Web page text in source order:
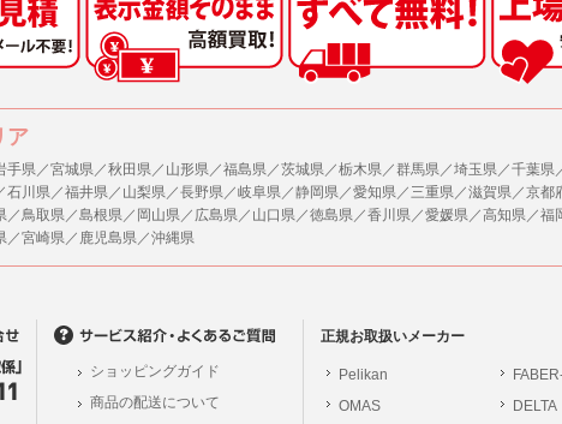
が容易に知覚できない方法による個人情報の取得
ページでは、利用者が当社ホームページに再訪問される際、より便利に当社ホーム
の統計的分析のため、または掲載された広告にクッキーを使用する場合があります。
報に関するお問合せ対応
、当社の保有する個人データに関し、ご本人から利用目的の通知，開示，内容の訂正
供の停止の請求などがあれば、ご本人の確認をさせていただいた上で、速やかに対応
、ご相談にも対応いたします。尚、シュッピン会員のお客様は、当社が保有する個
。
シュッピン株式会
ア
手県／宮城県／秋田県／山形県／福島県／茨城県／栃木県／群馬県／埼玉県／千葉県
石川県／福井県／山梨県／長野県／岐阜県／静岡県／愛知県／三重県／滋賀県／京都
／鳥取県／島根県／岡山県／広島県／山口県／徳島県／香川県／愛媛県／高知県／福
／宮崎県／鹿児島県／沖縄県
正規お取扱いメーカー
Pelikan
OMAS
DELTA
ショッピングガイド
商品の配送について